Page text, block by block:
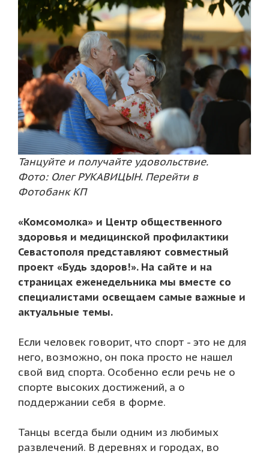
Танцуйте и получайте удовольствие.
Фото: Олег РУКАВИЦЫН. Перейти в
Фотобанк КП
«Комсомолка» и Центр общественного
здоровья и медицинской профилактики
Севастополя представляют совместный
проект «Будь здоров!». На сайте и на
страницах еженедельника мы вместе со
специалистами освещаем самые важные и
актуальные темы.
Если человек говорит, что спорт - это не для
него, возможно, он пока просто не нашел
свой вид спорта. Особенно если речь не о
спорте высоких достижений, а о
поддержании себя в форме.
Танцы всегда были одним из любимых
развлечений. В деревнях и городах, во